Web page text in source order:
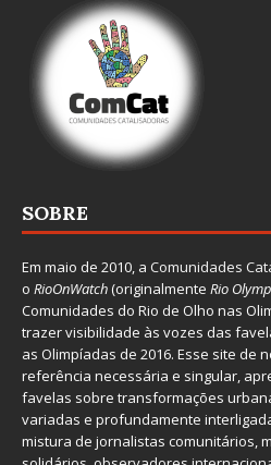
SOBRE
Em maio de 2010, a Comunidades
o RioOnWatch(originalmente Rio
Comunidades do Rio de Olho nas
trazer visibilidade às vozes das
as Olimpíadas de 2016. Esse site de
referência necessária e singular,
favelas sobre transformações
variadas e profundamente
mistura de jornalistas comunitários,